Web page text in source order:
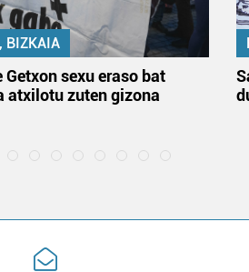
BIZKAIA
Getxon sexu eraso bat
atxilotu zuten gizona